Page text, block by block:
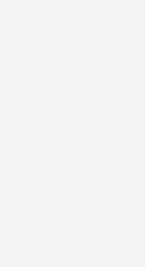
der Schadenindex über
Landkreis Elbe-Elster
aufweist.
Alter der
sind nach der
Das ist ein Grund,
seltener sind“, sagt
Technische
kann ein Faktor für